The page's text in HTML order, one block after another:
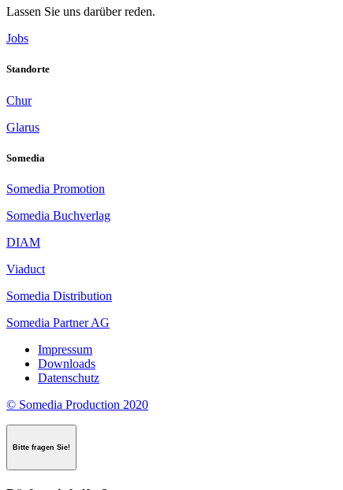
Lassen Sie uns darüber reden.
Jobs
Standorte
Chur
Glarus
Somedia
Somedia Promotion
Somedia Buchverlag
DIAM
Viaduct
Somedia Distribution
Somedia Partner AG
Impressum
Downloads
Datenschutz
© Somedia Production 2020
Bitte fragen Sie!